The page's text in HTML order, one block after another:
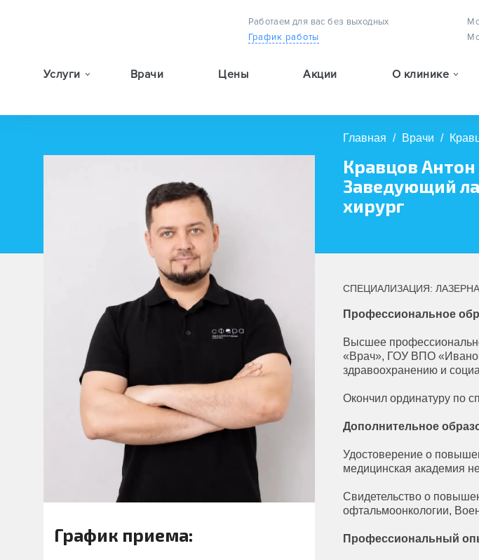
Работаем для вас без выходных
График работы
Услуги Врачи Цены Акции О клинике
Главная / Врачи /
Кравцов
Заведующий
хирург
График приема:
СПЕЦИАЛИЗАЦИЯ:
Профессиональное
Высшее
«Врач», ГОУ ВПО
здравоохранению и
Окончил ординатуру по
Дополнительное
Удостоверение о
медицинская академия
Свидетельство о
офтальмоонкологии,
Профессиональный